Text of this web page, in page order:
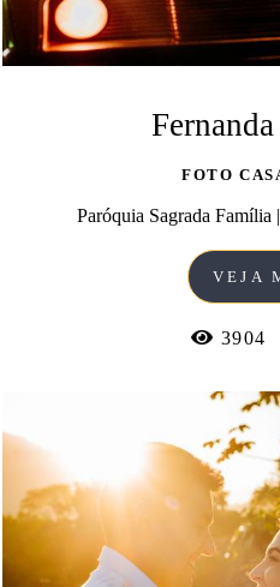
FOTO
Paróquia Sagrada Família
VEJA
3904